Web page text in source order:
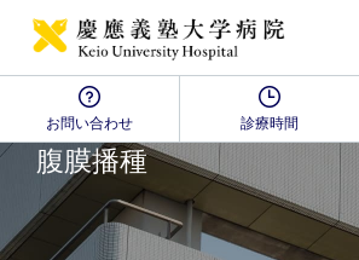
お問い合わせ 診療時間
Disease Name Search
腹膜播種